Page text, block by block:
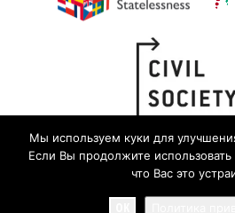
Мы используем куки для
Если Вы продолжите
что Вас это